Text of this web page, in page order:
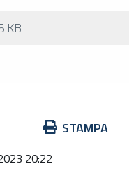
KB
STAMPA
20:22